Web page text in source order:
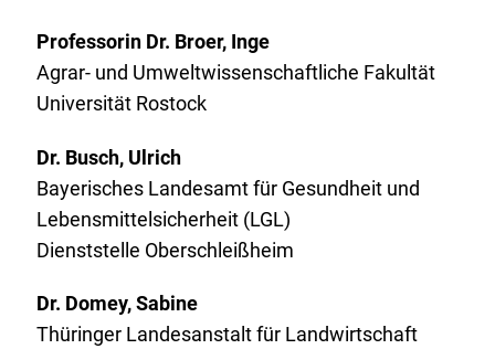
Professorin Dr. Broer, Inge
Agrar- und Umweltwissenschaftliche Fakultät
Universität Rostock
Dr. Busch, Ulrich
Bayerisches Landesamt für Gesundheit und
Lebensmittelsicherheit (LGL)
Dienststelle Oberschleißheim
Dr. Domey, Sabine
Thüringer Landesanstalt für Landwirtschaft